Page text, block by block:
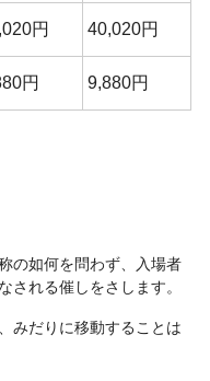
円 40,020円
円 9,880円
の如何を問わず、入場者
される催しをさします。
みだりに移動することは